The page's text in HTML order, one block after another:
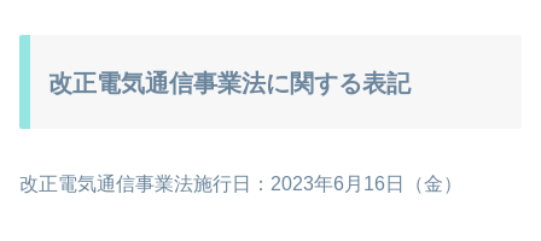
改正電気通信事業法に関する表記
改正電気通信事業法施行日：2023年6月16日（金）